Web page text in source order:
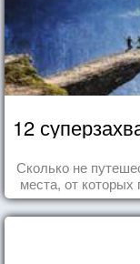
12
Сколько не
места, от которых